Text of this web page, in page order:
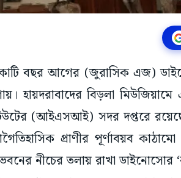
বছর আগের (জুরাসিক এজ)
হায়দরাবাদের বিড়লা
(আইএসআই) সদর দপ্তরে
প্রাণীর পূর্ণাবয়ব
নীচের তলায় রাখা ডাইনোসোর